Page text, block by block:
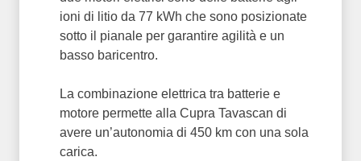
ioni di litio da 77 kWh che sono posizionate
sotto il pianale per garantire agilità e un
basso baricentro.
La combinazione elettrica tra batterie e
motore permette alla Cupra Tavascan di
avere un’autonomia di 450 km con una sola
carica.